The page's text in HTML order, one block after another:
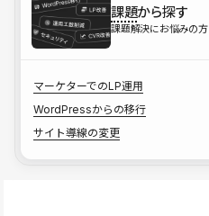
課題から探す
課題解決にお悩みの方
マーケターでのLP運用
WordPressからの移行
サイト導線の変更